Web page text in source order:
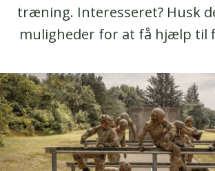
træning. Interesseret? Husk
muligheder for at få hjælp til